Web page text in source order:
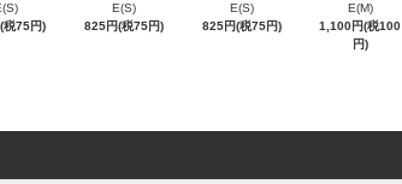
税75円)
E(S)
825円(税75円)
E(S)
825円(税75円)
E(M)
1,100円(税100
円)